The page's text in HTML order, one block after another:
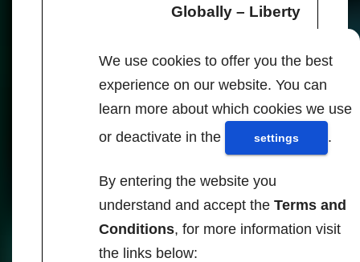
We use cookies to offer you the best
experience on our website. You can
learn more about which cookies we use
or deactivate in the
settings .
By entering the website you
understand and accept the Terms and
Conditions, for more information visit
the links below:
Globally – Liberty
BAKU, Azerbaijan —
Indoctrinating children
to believe in the man-
made global warming
hypothesis and
teaching them to see
the United Nations as